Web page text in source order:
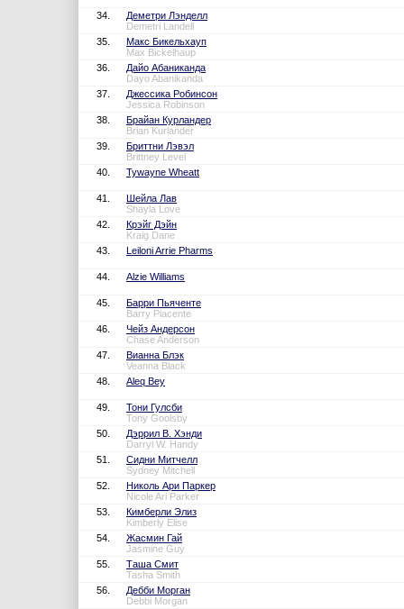
34.
Деметри Лэнделл
Demetri Landell
35.
Макс Бикельхауп
Max Bickelhaup
36.
Дайо Абаниканда
Dayo Abanikanda
37.
Джессика Робинсон
Jessica Robinson
38.
Брайан Курландер
Brian Kurlander
39.
Бриттни Лэвэл
Brittney Level
40.
Tywayne Wheatt
41.
Шейла Лав
Shayla Love
42.
Крэйг Дэйн
Kraig Dane
43.
Leiloni Arrie Pharms
44. Alzie Williams
45.
Барри Пьяченте
Barry Piacente
46.
Чейз Андерсон
Chase Anderson
47.
Вианна Блэк
Veanna Black
48.
Aleq Bey
49.
Тони Гулсби
Tony Goolsby
50.
Дэррил В. Хэнди
Darryl W. Handy
51.
Сидни Митчелл
Sydney Mitchell
52.
Николь Ари Паркер
Nicole Ari Parker
53.
Кимберли Элиз
Kimberly Elise
54.
Жасмин Гай
Jasmine Guy
55.
Таша Смит
Tasha Smith
56.
Дебби Морган
Debbi Morgan